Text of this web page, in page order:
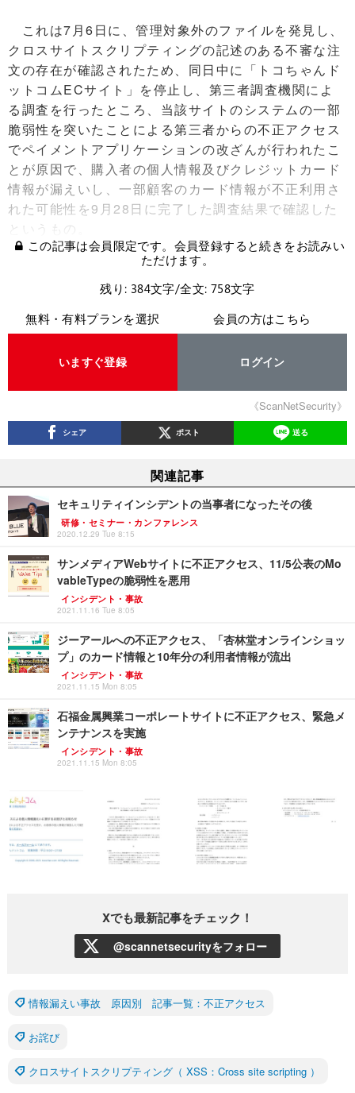
これは7月6日に、管理対象外のファイルを発見し、
クロスサイトスクリプティングの記述のある不審な注
文の存在が確認されたため、同日中に「トコちゃんド
ットコムECサイト」を停止し、第三者調査機関によ
る調査を行ったところ、当該サイトのシステムの一部
脆弱性を突いたことによる第三者からの不正アクセス
でペイメントアプリケーションの改ざんが行われたこ
とが原因で、購入者の個人情報及びクレジットカード
情報が漏えいし、一部顧客のカード情報が不正利用さ
れた可能性を9月28日に完了した調査結果で確認した
というもの。
この記事は会員限定です。会員登録すると続きをお読みい
ただけます。
残り: 384文字/全文: 758文字
無料・有料プランを選択
いますぐ登録
会員の方はこちら
ログイン
《ScanNetSecurity》
シェア ポスト 送る
関連記事
セキュリティインシデントの当事者になったその後
研修・セミナー・カンファレンス
2020.12.29 Tue 8:15
サンメディアWebサイトに不正アクセス、11/5公表のMo
vableTypeの脆弱性を悪用
インシデント・事故
2021.11.16 Tue 8:05
ジーアールへの不正アクセス、「杏林堂オンラインショッ
プ」のカード情報と10年分の利用者情報が流出
インシデント・事故
2021.11.15 Mon 8:05
石福金属興業コーポレートサイトに不正アクセス、緊急メ
ンテナンスを実施
インシデント・事故
2021.11.15 Mon 8:05
Xでも最新記事をチェック！
@scannetsecurityをフォロー
情報漏えい事故 原因別 記事一覧：不正アクセス
お詫び
クロスサイトスクリプティング（ XSS：Cross site scripting ）